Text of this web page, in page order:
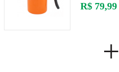
R$ 79,99
+